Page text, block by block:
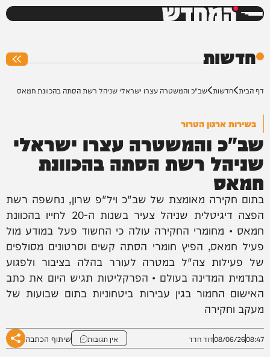
המחדש
חדשות
דף הבית חדשות שב"כ והמשטרה עצרו ישראלי שניהל רשת הסתה בהכוונת חמאס
בשירות ארגון הטרור
שב"כ והמשטרה עצרו ישראלי
שניהל רשת הסתה בהכוונת
חמאס
בתום חקירה מאומצת של שב"כ ויל"פ שרון, נחשפה רשת
הפצה דיגיטלית שניהל צעיר בשנות ה-20 לחייו בהכוונת
חמאס • מחומרי החקירה עולה כי החשוד פעל במודע מול
פעיל חמאס, הפיץ חומרי הסתה קשים וסרטונים מסולפים
של פעילות צה"ל במטרה לעורר בהלה בציבור ולפגוע
בתדמית המדינה בעולם • הפרקליטות תגיש היום את כתב
האישום החמור בגין עבירות ביטחוניות בתום שבועות של
מעקב וחקירה
08:47
08/06/26דוד חדד אין תגובות שיתוף הכתבה